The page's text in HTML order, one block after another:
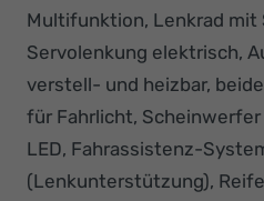
Multifunktion, Lenkrad
Servolenkung elektrisch,
verstell- und heizbar,
für Fahrlicht, Scheinwerfer
LED, Fahrassistenz-
(Lenkunterstützung),